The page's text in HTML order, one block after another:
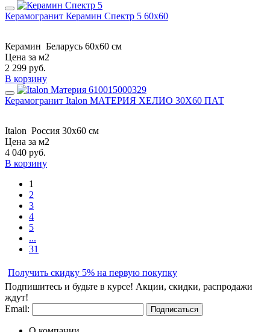
Керамогранит Керамин Спектр 5 60x60
Керамин Беларусь 60x60 см
Цена за м2
2 299 руб.
В корзину
Керамогранит Italon МАТЕРИЯ ХЕЛИО 30X60 ПАТ
Italon Россия 30x60 см
Цена за м2
4 040 руб.
В корзину
1
2
3
4
5
...
31
Получить скидку 5% на первую покупку
Подпишитесь и будьте в курсе! Акции, скидки, распродажи
ждут!
Email:
Подписаться